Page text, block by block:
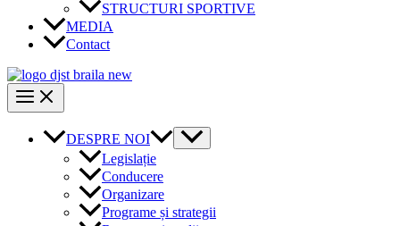
STRUCTURI SPORTIVE
MEDIA
Contact
DESPRE NOI
Legislație
Conducere
Organizare
Programe și strategii